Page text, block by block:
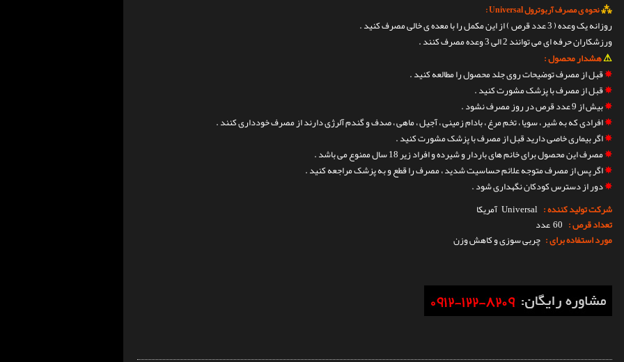
⁂نحوه ی مصرف آربوترول Universal :
روزانه یک وعده ( 3 عدد قرص ) از این مکمل را با معده ی خالی مصرف کنید .
ورزشکاران حرفه ای می توانند 2 الی 3 وعده مصرف کنند .
⚠هشدار محصول :
✵قبل از مصرف توضیحات روی جلد محصول را مطالعه کنید .
✵قبل از مصرف با پزشک مشورت کنید .
✵بیش از 9 عدد قرص در روز مصرف نشود .
✵افرادی که به شیر ، سویا ، تخم مرغ ، بادام زمینی ، آجیل ، ماهی ، صدف و گندم آلرژی دارند از مصرف خودداری کنند .
✵اگر بیماری خاصی دارید قبل از مصرف با پزشک مشورت کنید .
✵مصرف این محصول برای خانم های باردار و شیرده و افراد زیر 18 سال ممنوع می باشد .
✵اگر پس از مصرف متوجه علائم حساسیت شدید ، مصرف را قطع و به پزشک مراجعه کنید .
✵دور از دسترس کودکان نگهداری شود .
شرکت تولید کننده : Universal آمریکا
تعداد قرص : 60 عدد
مورد استفاده برای : چربی سوزی و کاهش وزن